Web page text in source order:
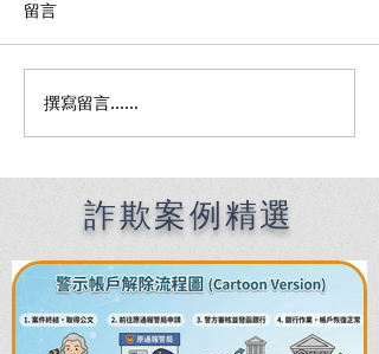
Premier English
Speaking Criminal
Filipinos in Taiwan:
Chien Sheng
International Law Firm
留言
撰寫留言......
詐欺案例精選